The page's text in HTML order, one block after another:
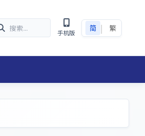
手机版
简 | 繁